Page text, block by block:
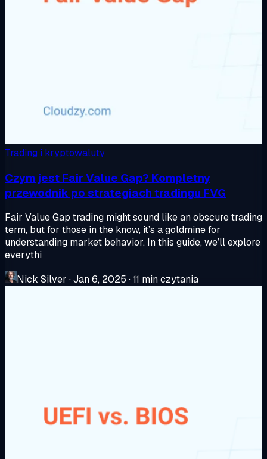
Trading i kryptowaluty
Czym jest Fair Value Gap? Kompletny
przewodnik po strategiach tradingu FVG
Fair Value Gap trading might sound like an obscure trading
term, but for those in the know, it’s a goldmine for
understanding market behavior. In this guide, we’ll explore
everythi
Nick Silver ·Jan 6, 2025 ·11 min czytania